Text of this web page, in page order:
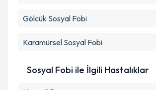
Gölcük Sosyal Fobi
Karamürsel Sosyal Fobi
Sosyal Fobi ile İlgili Hastalıklar